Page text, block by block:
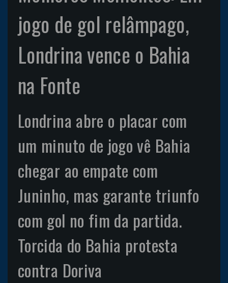
jogo de gol relâmpago,
Londrina vence o Bahia
na Fonte
Londrina abre o placar com
um minuto de jogo vê Bahia
chegar ao empate com
Juninho, mas garante triunfo
com gol no fim da partida.
Torcida do Bahia protesta
contra Doriva